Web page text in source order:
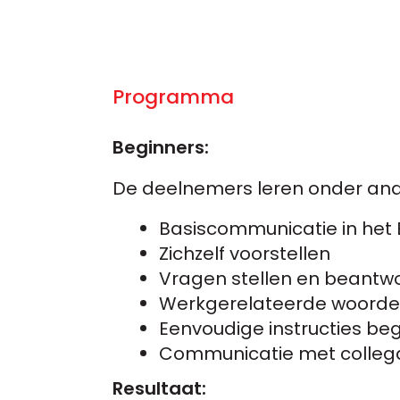
Programma
Beginners:
De deelnemers leren onder
Basiscommunicatie in het
Zichzelf voorstellen
Vragen stellen en
Werkgerelateerde
Eenvoudige instructies
Communicatie met
Resultaat: